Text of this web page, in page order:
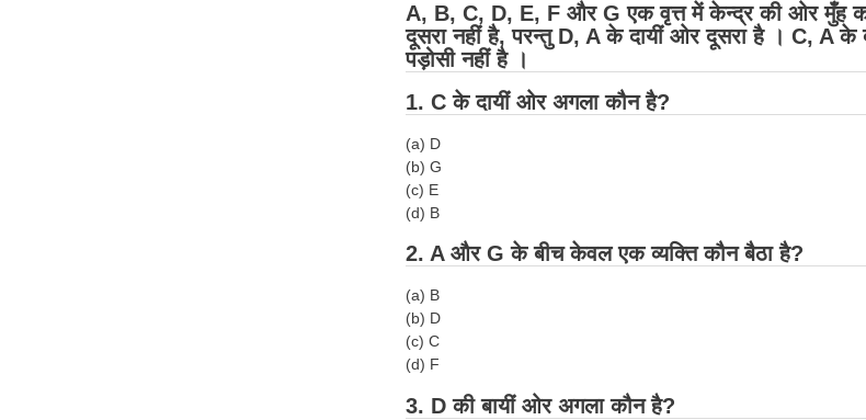
A, B, C, D, E, F और G एक वृत्त में केन्द्र की ओर मुँह
दूसरा नहीं है, परन्तु D, A के दायीं ओर दूसरा है । C, A
पड़ोसी नहीं है ।
1. C के दायीं ओर अगला कौन है?
(a) D
(b) G
(c) E
(d) B
2. A और G के बीच केवल एक व्यक्ति कौन बैठा है?
(a) B
(b) D
(c) C
(d) F
3. D की बायीं ओर अगला कौन है?